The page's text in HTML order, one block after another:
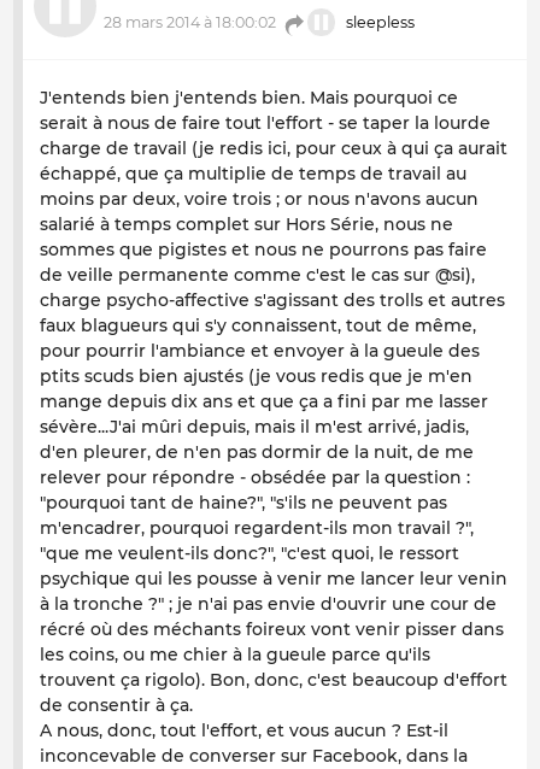
28 mars 2014 à 18:00:02 sleepless
J'entends bien j'entends bien. Mais pourquoi ce
serait à nous de faire tout l'effort - se taper la lourde
charge de travail (je redis ici, pour ceux à qui ça aurait
échappé, que ça multiplie de temps de travail au
moins par deux, voire trois ; or nous n'avons aucun
salarié à temps complet sur Hors Série, nous ne
sommes que pigistes et nous ne pourrons pas faire
de veille permanente comme c'est le cas sur @si),
charge psycho-affective s'agissant des trolls et autres
faux blagueurs qui s'y connaissent, tout de même,
pour pourrir l'ambiance et envoyer à la gueule des
ptits scuds bien ajustés (je vous redis que je m'en
mange depuis dix ans et que ça a fini par me lasser
sévère...J'ai mûri depuis, mais il m'est arrivé, jadis,
d'en pleurer, de n'en pas dormir de la nuit, de me
relever pour répondre - obsédée par la question :
"pourquoi tant de haine?", "s'ils ne peuvent pas
m'encadrer, pourquoi regardent-ils mon travail ?",
"que me veulent-ils donc?", "c'est quoi, le ressort
psychique qui les pousse à venir me lancer leur venin
à la tronche ?" ; je n'ai pas envie d'ouvrir une cour de
récré où des méchants foireux vont venir pisser dans
les coins, ou me chier à la gueule parce qu'ils
trouvent ça rigolo). Bon, donc, c'est beaucoup d'effort
de consentir à ça.
A nous, donc, tout l'effort, et vous aucun ? Est-il
inconcevable de converser sur Facebook, dans la